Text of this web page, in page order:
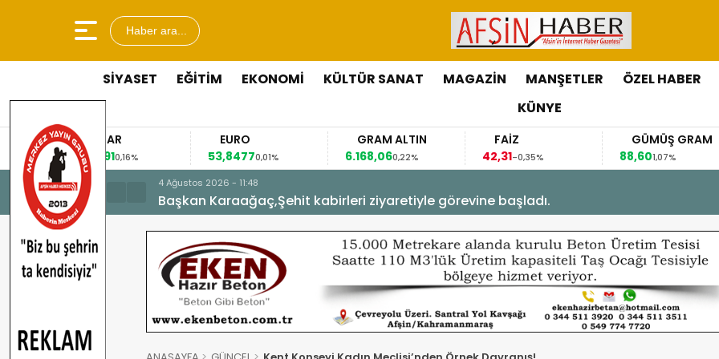
Haber ara...
SİYASET EĞİTİM EKONOMİ KÜLTÜR SANAT MAGAZİN MANŞETLER ÖZEL HABER
KÜNYE
DOLAR
47,33910,16%
EURO
53,84770,01%
GRAM ALTIN
6.168,060,22%
FAİZ
42,31
-0,35%
GÜMÜŞ GRAM
88,601,07%
Bisiklet Turnuvası Nedeniyle Yarış Güzergahında Geçici